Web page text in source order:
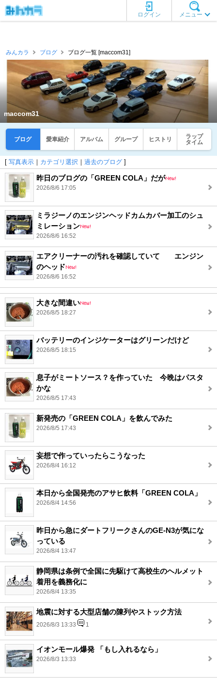
メニュー
ログイン
みんカラ ブログ ブログ一覧 [maccom31]
maccom31
ブログ 愛車紹介 アルバム グループ ヒストリ
ラップ
タイム
[ 写真表示 ｜ カテゴリ選択 ｜ 過去のブログ ]
昨日のブログの「GREEN COLA」だが
2026/8/6 17:05
ミラジーノのエンジンヘッドカムカバー加工のシュ
ミレーション
2026/8/6 16:52
エアクリーナーの汚れを確認していて エンジン
のヘッド
2026/8/6 16:52
大きな間違い
2026/8/5 18:27
バッテリーのインジケーターはグリーンだけど
2026/8/5 18:15
息子がミートソース？を作っていた 今晩はパスタ
かな
2026/8/5 17:43
新発売の「GREEN COLA」を飲んでみた
2026/8/5 17:43
妄想で作っていったらこうなった
2026/8/4 16:12
本日から全国発売のアサヒ飲料「GREEN COLA」
2026/8/4 14:56
昨日から急にダートフリークさんのGE-N3が気にな
っている
2026/8/4 13:47
静岡県は条例で全国に先駆けて高校生のヘルメット
着用を義務化に
2026/8/4 13:35
地震に対する大型店舗の陳列やストック方法
2026/8/3 13:33 1
イオンモール爆発 「もし入れるなら」
2026/8/3 13:33